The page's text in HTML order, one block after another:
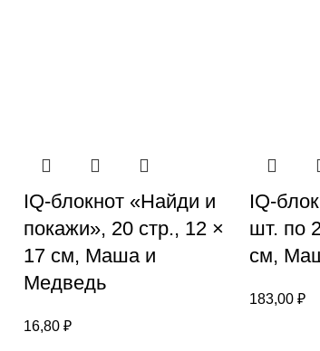
IQ-блокнот «Найди и
покажи», 20 стр., 12 ×
17 см, Маша и
Медведь
16,80 ₽
IQ-
шт. по
см,
183,00 ₽